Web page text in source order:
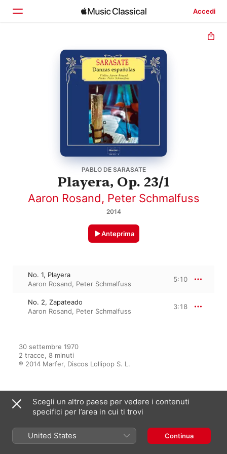
Accedi
PABLO DE SARASATE
Playera, Op. 23/1
Aaron Rosand, Peter Schmalfuss
2014
Anteprima
No. 1, Playera
Aaron Rosand, Peter Schmalfuss
5:10
No. 2, Zapateado
Aaron Rosand, Peter Schmalfuss
3:18
30 settembre 1970
2 tracce, 8 minuti
℗ 2014 Marfer, Discos Lollipop S. L.
Dall’album
Sarasate: Danzas españolas
Scegli un altro paese per vedere i contenuti
specifici per l’area in cui ti trovi
United States Continua